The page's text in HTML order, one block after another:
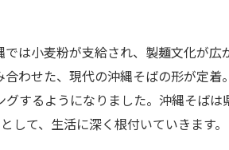
は小麦粉が支給され、製麺文化が広
わせた、現代の沖縄そばの形が定着
するようになりました。沖縄そばは
して、生活に深く根付いていきます。